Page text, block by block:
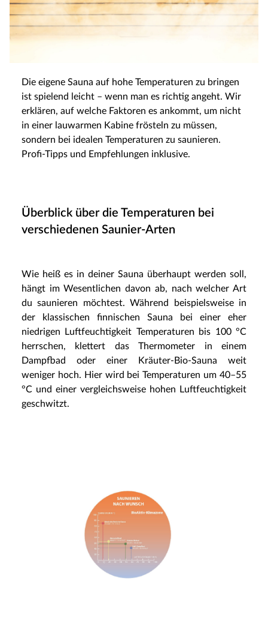
Die eigene Sauna auf hohe Temperaturen zu bringen
ist spielend leicht – wenn man es richtig angeht. Wir
erklären, auf welche Faktoren es ankommt, um nicht
in einer lauwarmen Kabine frösteln zu müssen,
sondern bei idealen Temperaturen zu saunieren.
Profi-Tipps und Empfehlungen inklusive.
Überblick über die Temperaturen bei
verschiedenen Saunier-Arten
Wie heiß es in deiner Sauna überhaupt werden soll,
hängt im Wesentlichen davon ab, nach welcher Art
du saunieren möchtest. Während beispielsweise in
der klassischen finnischen Sauna bei einer eher
niedrigen Luftfeuchtigkeit Temperaturen bis 100 °C
herrschen, klettert das Thermometer in einem
Dampfbad oder einer Kräuter-Bio-Sauna weit
weniger hoch. Hier wird bei Temperaturen um 40–55
°C und einer vergleichsweise hohen Luftfeuchtigkeit
geschwitzt.